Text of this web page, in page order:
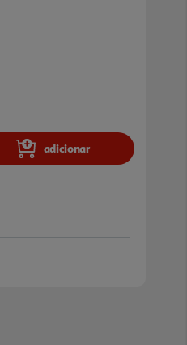
adicionar